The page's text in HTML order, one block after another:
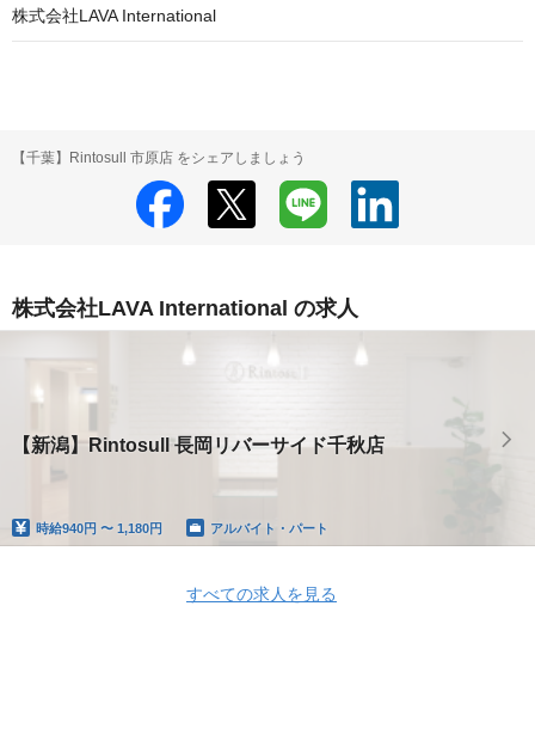
株式会社LAVA International
【千葉】Rintosull 市原店 をシェアしましょう
株式会社LAVA International の求人
【新潟】Rintosull 長岡リバーサイド千秋店
時給940円 〜 1,180円 アルバイト・パート
すべての求人を見る